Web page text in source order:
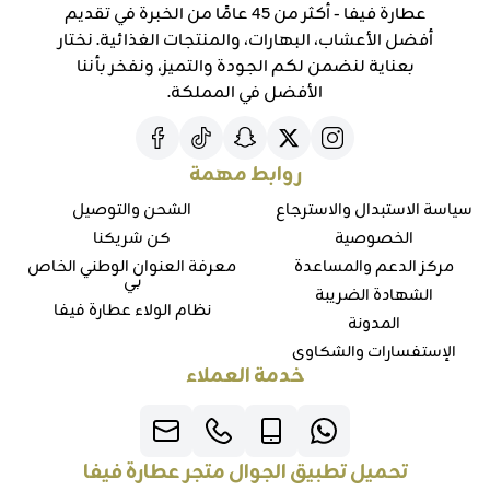
عطارة فيفا - أكثر من 45 عامًا من الخبرة في تقديم
أفضل الأعشاب، البهارات، والمنتجات الغذائية. نختار
بعناية لنضمن لكم الجودة والتميز، ونفخر بأننا
الأفضل في المملكة.
روابط مهمة
سياسة الاستبدال والاسترجاع
الخصوصية
مركز الدعم والمساعدة
الشهادة الضريبة
المدونة
الإستفسارات والشكاوي
الشحن والتوصيل
كن شريكنا
معرفة العنوان الوطني الخاص
بي
نظام الولاء عطارة فيفا
خدمة العملاء
تحميل تطبيق الجوال متجر عطارة فيفا